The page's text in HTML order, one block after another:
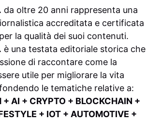
da oltre 20 anni rappresenta una
accreditata e certificata
per la qualità dei suoi contenuti.
è una testata editoriale storica che
di raccontare come la
utile per migliorare la vita
le tematiche relative a:
+ AI + CRYPTO + BLOCKCHAIN +
+ IOT + AUTOMOTIVE +